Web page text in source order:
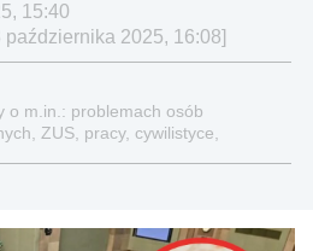
15:40
2025, 16:08]
o m.in.: problemach osób
ZUS, pracy, cywilistyce,